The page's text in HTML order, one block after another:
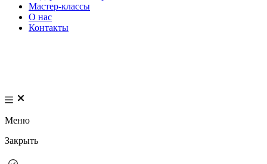
Мастер-классы
О нас
Контакты
Меню
Закрыть